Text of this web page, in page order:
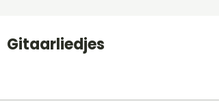
Gitaarliedjes